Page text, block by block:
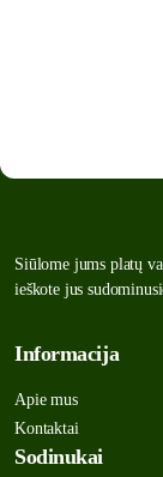
Siūlome jums platų
ieškote jus
Informacija
Apie mus
Kontaktai
Sodinukai